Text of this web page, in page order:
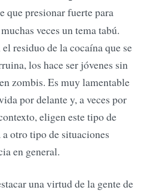
que presionar fuerte para
veces un tema tabú.
residuo de la cocaína que se
los hace ser jóvenes sin
zombis. Es muy lamentable
por delante y, a veces por
eligen este tipo de
otro tipo de situaciones
en general.
una virtud de la gente de